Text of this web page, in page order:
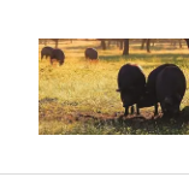
contenido